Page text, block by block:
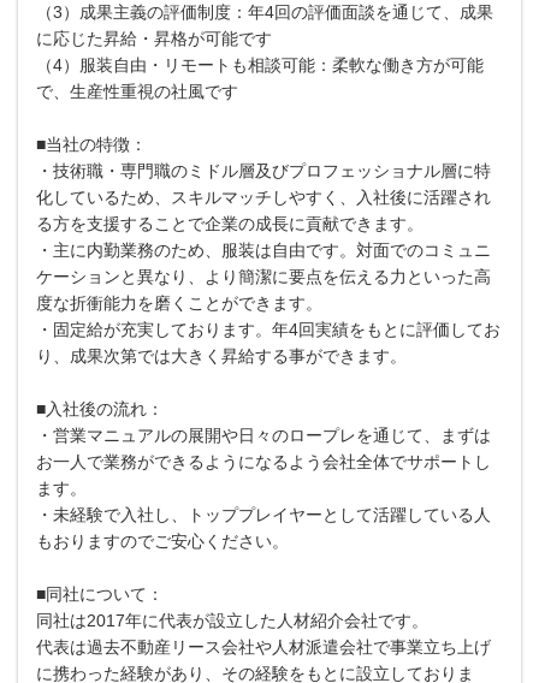
（3）成果主義の評価制度：年4回の評価面談を通じて、成果
に応じた昇給・昇格が可能です
（4）服装自由・リモートも相談可能：柔軟な働き方が可能
で、生産性重視の社風です
■当社の特徴：
・技術職・専門職のミドル層及びプロフェッショナル層に特
化しているため、スキルマッチしやすく、入社後に活躍され
る方を支援することで企業の成長に貢献できます。
・主に内勤業務のため、服装は自由です。対面でのコミュニ
ケーションと異なり、より簡潔に要点を伝える力といった高
度な折衝能力を磨くことができます。
・固定給が充実しております。年4回実績をもとに評価してお
り、成果次第では大きく昇給する事ができます。
■入社後の流れ：
・営業マニュアルの展開や日々のロープレを通じて、まずは
お一人で業務ができるようになるよう会社全体でサポートし
ます。
・未経験で入社し、トッププレイヤーとして活躍している人
もおりますのでご安心ください。
■同社について：
同社は2017年に代表が設立した人材紹介会社です。
代表は過去不動産リース会社や人材派遣会社で事業立ち上げ
に携わった経験があり、その経験をもとに設立しておりま